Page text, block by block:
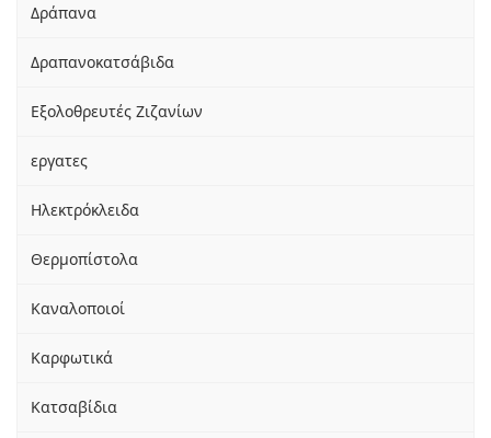
Δράπανα
Δραπανοκατσάβιδα
Εξολοθρευτές Ζιζανίων
εργατες
Ηλεκτρόκλειδα
Θερμοπίστολα
Καναλοποιοί
Καρφωτικά
Κατσαβίδια